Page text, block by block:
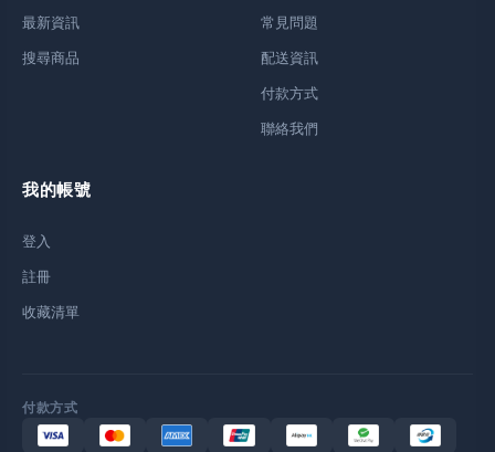
最新資訊
搜尋商品
常見問題
配送資訊
付款方式
聯絡我們
我的帳號
登入
註冊
收藏清單
付款方式